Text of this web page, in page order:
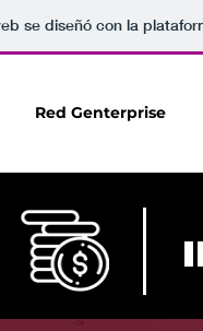
se diseñó con la
Red Genterprise